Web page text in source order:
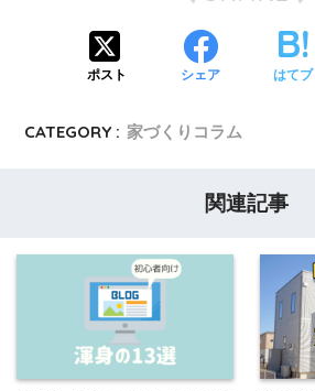
ポスト シェア はてブ
CATEGORY : 家づくりコラム
関連記事